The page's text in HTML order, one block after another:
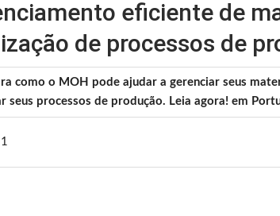
eficiente de
de processos de
como o MOH pode ajudar a gerenciar seus
seus processos de produção. Leia agora! em